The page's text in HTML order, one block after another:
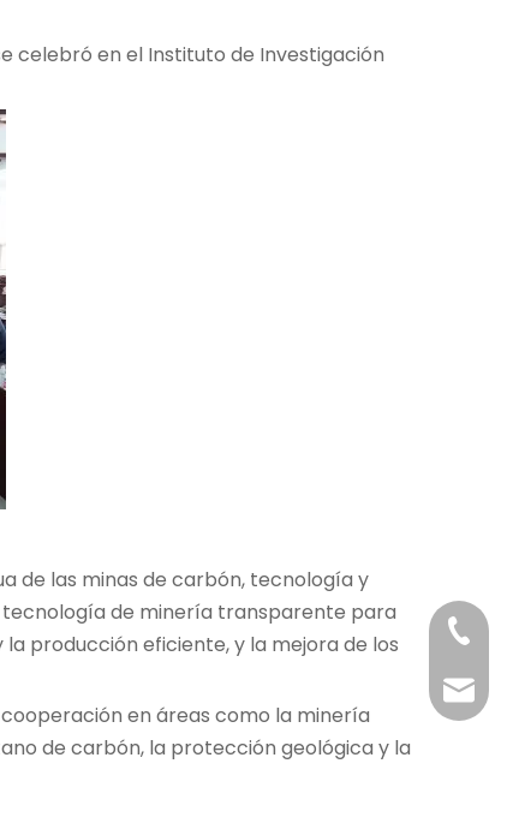
celebró en el Instituto de Investigación
de las minas de carbón, tecnología y
de minería transparente para
producción eficiente, y la mejora de los
en áreas como la minería
de carbón, la protección geológica y la
+86-
+86-